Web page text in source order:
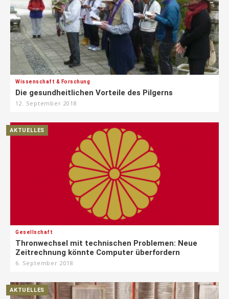
Wissenschaft & Forschung
Die gesundheitlichen Vorteile des Pilgerns
12. September 2018
AKTUELLES
Gesellschaft
Thronwechsel mit technischen Problemen: Neue
Zeitrechnung könnte Computer überfordern
6. September 2018
AKTUELLES